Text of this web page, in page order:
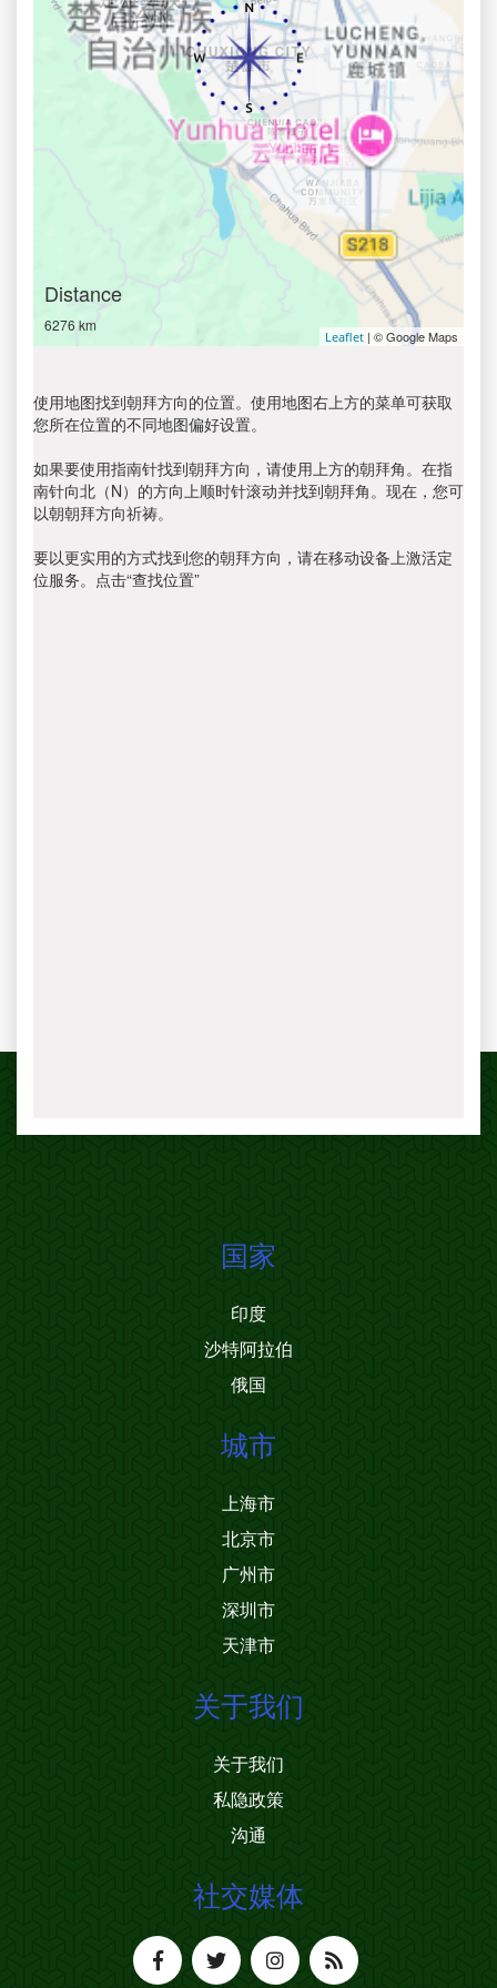
Distance
6276 km
Leaflet | © Google Maps
使用地图找到朝拜方向的位置。使用地图右上方的菜单可获取
您所在位置的不同地图偏好设置。
如果要使用指南针找到朝拜方向，请使用上方的朝拜角。在指
南针向北（N）的方向上顺时针滚动并找到朝拜角。现在，您可
以朝朝拜方向祈祷。
要以更实用的方式找到您的朝拜方向，请在移动设备上激活定
位服务。点击“查找位置”
国家
印度
沙特阿拉伯
俄国
城市
上海市
北京市
广州市
深圳市
天津市
关于我们
关于我们
私隐政策
沟通
社交媒体